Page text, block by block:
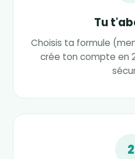
Tu
Choisis ta formule
crée ton compte en
2